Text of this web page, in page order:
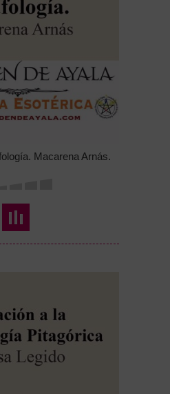
Macarena Arnás.